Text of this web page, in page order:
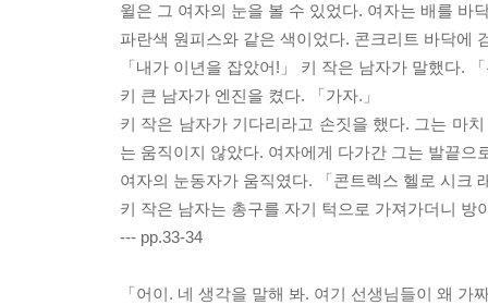
윌은 그 여자의 눈을 볼 수 있었다. 여자는 배를 바
파란색 원피스와 같은 색이었다. 콘크리트 바닥에
「내가 이년을 잡았어!」 키 작은 남자가 말했다.
키 큰 남자가 엔진을 켰다. 「가자.」
키 작은 남자가 기다리라고 손짓을 했다. 그는 마
는 움직이지 않았다. 여자에게 다가간 그는 발끝으
여자의 눈동자가 움직였다. 「콘트렉스 헬로 시크
키 작은 남자는 총구를 자기 턱으로 가져가더니 방
--- pp.33-34
「어이. 네 생각을 말해 봐. 여기 선생님들이 왜 가